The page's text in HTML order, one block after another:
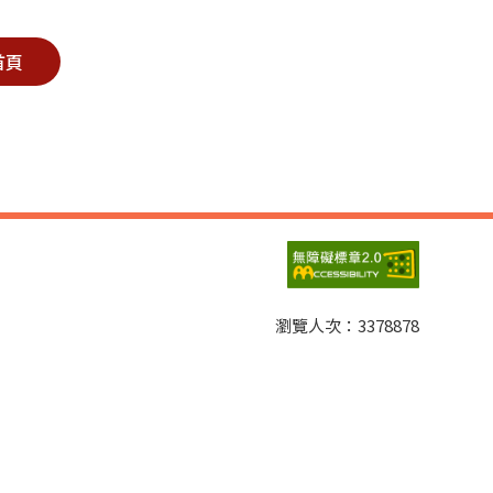
頁
瀏覽人次： 3378878